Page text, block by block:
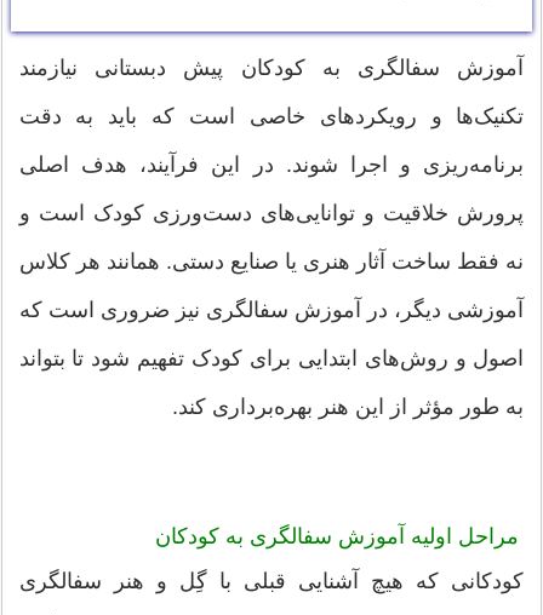
آموزش سفالگری به کودکان پیش دبستانی نیازمند
تکنیک‌ها و رویکردهای خاصی است که باید به دقت
برنامه‌ریزی و اجرا شوند. در این فرآیند، هدف اصلی
پرورش خلاقیت و توانایی‌های دست‌ورزی کودک است و
نه فقط ساخت آثار هنری یا صنایع دستی. همانند هر کلاس
آموزشی دیگر، در آموزش سفالگری نیز ضروری است که
اصول و روش‌های ابتدایی برای کودک تفهیم شود تا بتواند
به طور مؤثر از این هنر بهره‌برداری کند.
مراحل اولیه آموزش سفالگری به کودکان
کودکانی که هیچ آشنایی قبلی با گِل و هنر سفالگری